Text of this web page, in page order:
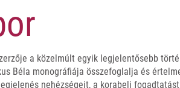
a közelmúlt egyik legjelentősebb
Béla monográfiája összefoglalja és
nehézségeit, a korabeli